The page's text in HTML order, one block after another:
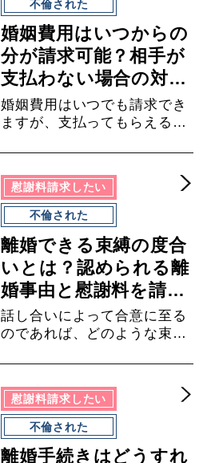
には相手と顔を合わせて話し
合うことは難しいでしょう。
そのため、慰謝料請求する場
合には、一度弁護士に相談す
ることをお勧めします。
不倫された
婚姻費用はいつからの
分が請求可能？相手が
支払わない場合の対処
法
婚姻費用はいつでも請求でき
ますが、支払ってもらえる婚
の分になります。そのため、
婚姻費用について相手と合意
していない場合には、できる
だけ早く請求するようにしま
しょう。どうすればいいか分
からない場合には、できるだ
け早く弁護士に相談すること
をお勧めします。
慰謝料請求したい
不倫された
離婚できる束縛の度合
いとは？認められる離
婚事由と慰謝料を請求
する方法
話し合いによって合意に至る
のであれば、どのような束縛
請求することは可能です。し
かし、暴力やモラハラによっ
て、相手の束縛が厳しい場
合、夫婦間で話し合うことは
難しいでしょう。このコラム
では、夫婦間の束縛を原因と
慰謝料請求したい
不倫された
離婚手続きはどうすれ